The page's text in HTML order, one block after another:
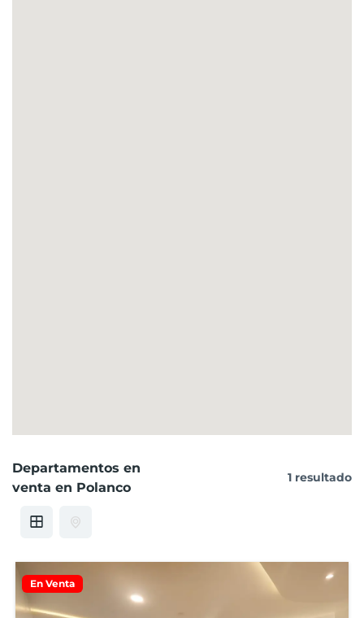
Departamentos en
venta en Polanco
1 resultado
En Venta